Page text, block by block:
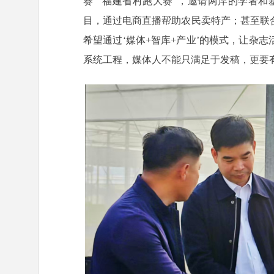
目，通过电商直播帮助农民卖特产；甚至
希望通过‘媒体+智库+产业’的模式，让杂
系统工程，媒体人不能只满足于发稿，更